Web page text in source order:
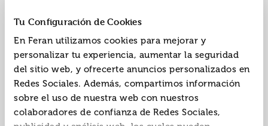
Tu Configuración de Cookies
En Feran utilizamos cookies para mejorar y
personalizar tu experiencia, aumentar la seguridad
del sitio web, y ofrecerte anuncios personalizados en
Redes Sociales. Además, compartimos información
sobre el uso de nuestra web con nuestros
colaboradores de confianza de Redes Sociales,
Contes divertits per a
nenes i nens
ISBN:9788413492803